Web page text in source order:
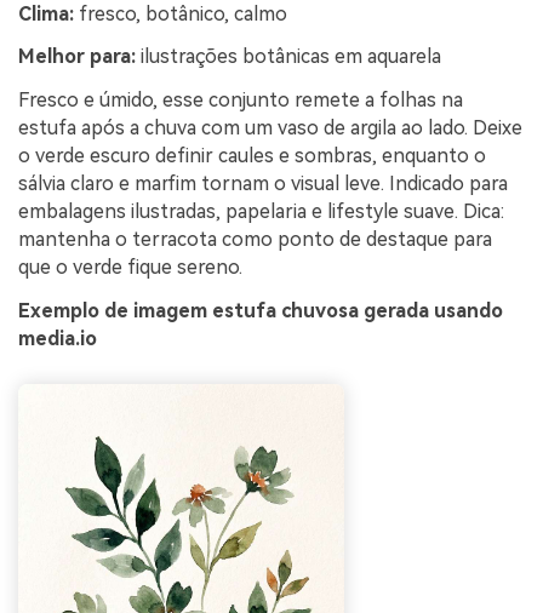
Clima: fresco, botânico, calmo
Melhor para: ilustrações botânicas em aquarela
Fresco e úmido, esse conjunto remete a folhas na
estufa após a chuva com um vaso de argila ao lado. Deixe
o verde escuro definir caules e sombras, enquanto o
sálvia claro e marfim tornam o visual leve. Indicado para
embalagens ilustradas, papelaria e lifestyle suave. Dica:
mantenha o terracota como ponto de destaque para
que o verde fique sereno.
Exemplo de imagem estufa chuvosa gerada usando
media.io